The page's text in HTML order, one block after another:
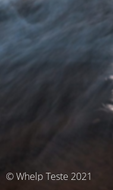
© Whelp Teste 2021